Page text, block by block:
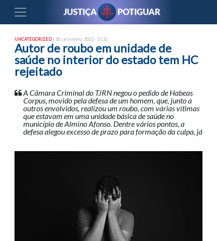
UNCATEGORIZED| 18 setembro, 2023 - 11:32
Autor de roubo em unidade de
saúde no interior do estado tem HC
rejeitado
A Câmara Criminal do TJRN negou o pedido de Habeas
Corpus, movido pela defesa de um homem, que, junto a
outros envolvidos, realizou um roubo, com várias vítimas
que estavam em uma unidade básica de saúde no
município de Almino Afonso. Dentre vários pontos, a
defesa alegou excesso de prazo para formação da culpa, já